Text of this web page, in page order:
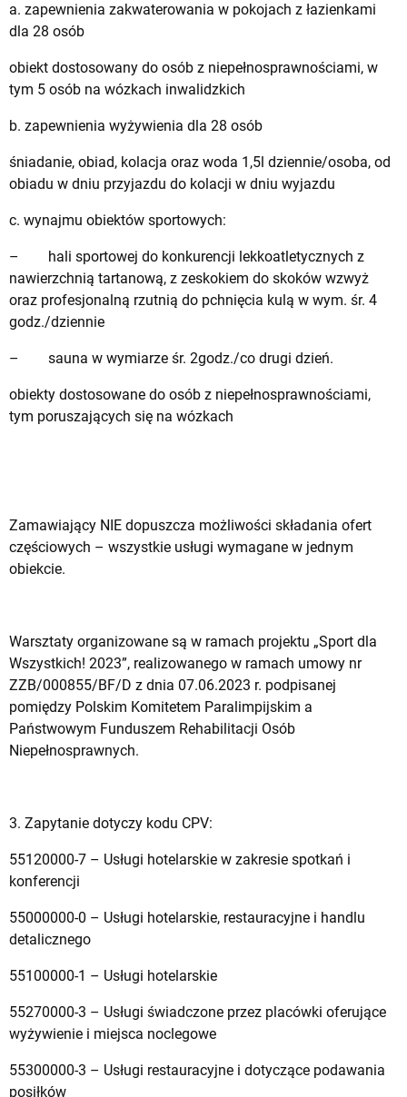
a. zapewnienia zakwaterowania w pokojach z łazienkami
dla 28 osób
obiekt dostosowany do osób z niepełnosprawnościami, w
tym 5 osób na wózkach inwalidzkich
b. zapewnienia wyżywienia dla 28 osób
śniadanie, obiad, kolacja oraz woda 1,5l dziennie/osoba, od
obiadu w dniu przyjazdu do kolacji w dniu wyjazdu
c. wynajmu obiektów sportowych:
– hali sportowej do konkurencji lekkoatletycznych z
nawierzchnią tartanową, z zeskokiem do skoków wzwyż
oraz profesjonalną rzutnią do pchnięcia kulą w wym. śr. 4
godz./dziennie
– sauna w wymiarze śr. 2godz./co drugi dzień.
obiekty dostosowane do osób z niepełnosprawnościami,
tym poruszających się na wózkach
Zamawiający NIE dopuszcza możliwości składania ofert
częściowych – wszystkie usługi wymagane w jednym
obiekcie.
Warsztaty organizowane są w ramach projektu „Sport dla
Wszystkich! 2023”, realizowanego w ramach umowy nr
ZZB/000855/BF/D z dnia 07.06.2023 r. podpisanej
pomiędzy Polskim Komitetem Paralimpijskim a
Państwowym Funduszem Rehabilitacji Osób
Niepełnosprawnych.
3. Zapytanie dotyczy kodu CPV:
55120000-7 – Usługi hotelarskie w zakresie spotkań i
konferencji
55000000-0 – Usługi hotelarskie, restauracyjne i handlu
detalicznego
55100000-1 – Usługi hotelarskie
55270000-3 – Usługi świadczone przez placówki oferujące
wyżywienie i miejsca noclegowe
55300000-3 – Usługi restauracyjne i dotyczące podawania
posiłków